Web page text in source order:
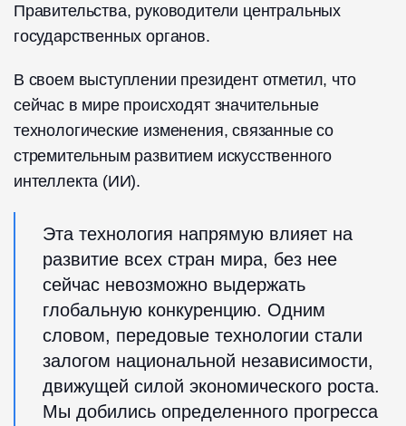
Правительства, руководители центральных
государственных органов.
В своем выступлении президент отметил, что
сейчас в мире происходят значительные
технологические изменения, связанные со
стремительным развитием искусственного
интеллекта (ИИ).
Эта технология напрямую влияет на
развитие всех стран мира, без нее
сейчас невозможно выдержать
глобальную конкуренцию. Одним
словом, передовые технологии стали
залогом национальной независимости,
движущей силой экономического роста.
Мы добились определенного прогресса